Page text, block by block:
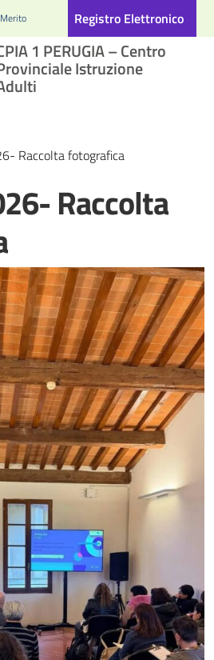
Registro Elettronico
1 PERUGIA – Centro
Istruzione
Raccolta fotografica
Raccolta